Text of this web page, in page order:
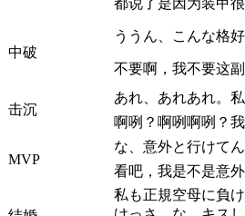
中破
ううん、こんな格
不要啊，我不要这
击沉
あれ、あれあれ。
啊咧？啊咧啊咧？
MVP
な、意外と行けて
看吧，我是不是意
私も正規空母に負